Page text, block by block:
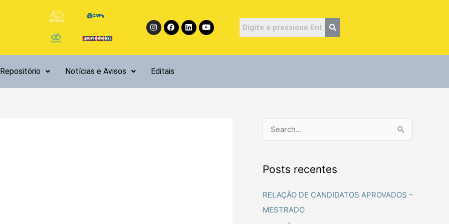
InstagramFacebook
LinkedinYoutube
Repositório Notícias e Avisos Editais
q
u
i
Posts recentes
RELAÇÃO DE CANDIDATOS APROVADOS –
MESTRADO